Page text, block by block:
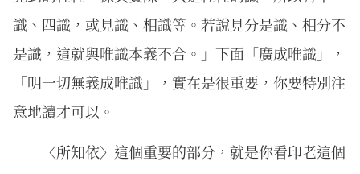
識、四識，或見識、相識等。若說見分是識、相分不
是識，這就與唯識本義不合。」下面「廣成唯識」，
「明一切無義成唯識」，實在是很重要，你要特別注
意地讀才可以。
〈所知依〉這個重要的部分，就是你看印老這個